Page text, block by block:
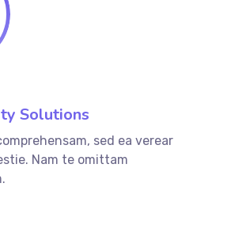
Solutions
sed ea verear
Nam te omittam